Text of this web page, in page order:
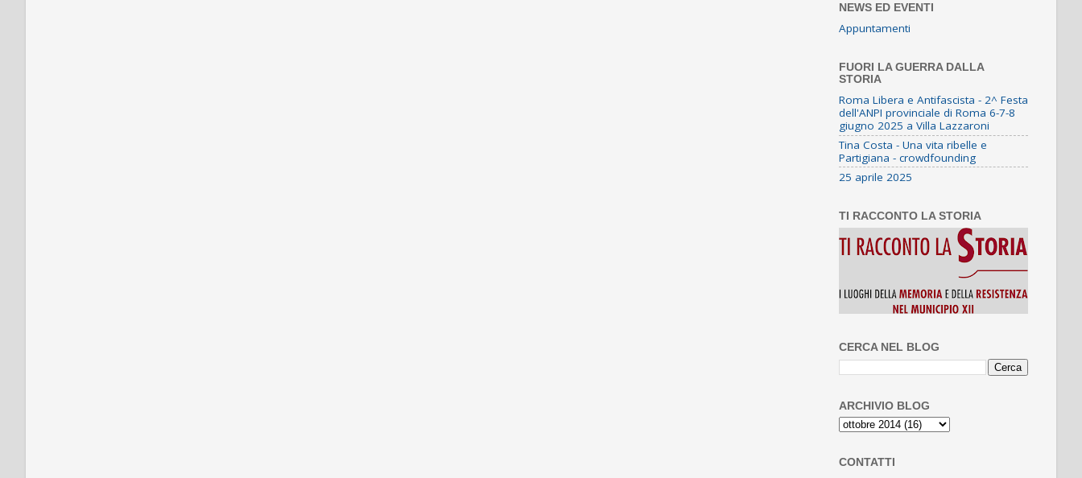
NEWS ED EVENTI
Appuntamenti
FUORI LA GUERRA DALLA
STORIA
Roma Libera e Antifascista - 2^ Festa
dell'ANPI provinciale di Roma 6-7-8
giugno 2025 a Villa Lazzaroni
Tina Costa - Una vita ribelle e
Partigiana - crowdfounding
25 aprile 2025
TI RACCONTO LA STORIA
CERCA NEL BLOG
ARCHIVIO BLOG
CONTATTI